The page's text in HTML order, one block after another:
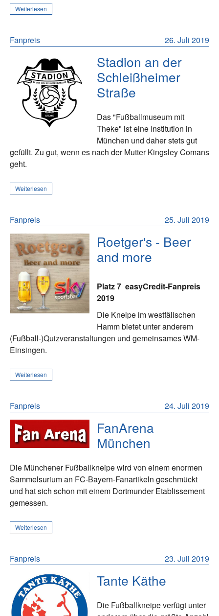
Weiterlesen
26. Juli 2019
Fanpreis
Stadion an der
Schleißheimer
Straße
Das "Fußballmuseum mit
Theke" ist eine Institution in
München und daher stets gut
gefüllt. Zu gut, wenn es nach der Mutter Kingsley Comans
geht.
Weiterlesen
25. Juli 2019
Fanpreis
Roetger's - Beer
and more
Platz 7 easyCredit-Fanpreis
2019
Die Kneipe im westfälischen
Hamm bietet unter anderem
(Fußball-)Quizveranstaltungen und gemeinsames WM-
Einsingen.
Weiterlesen
24. Juli 2019
Fanpreis
FanArena
München
Die Münchener Fußballkneipe wird von einem enormen
Sammelsurium an FC-Bayern-Fanartikeln geschmückt
und hat sich schon mit einem Dortmunder Etablissement
gemessen.
Weiterlesen
23. Juli 2019
Fanpreis
Tante Käthe
Die Fußballkneipe verfügt unter